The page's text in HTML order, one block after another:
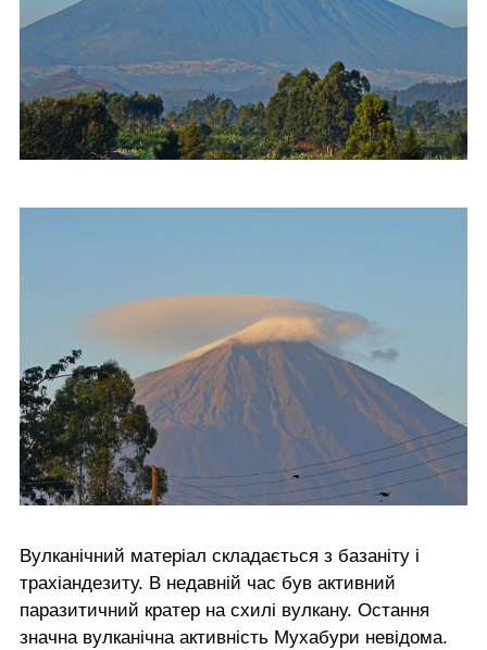
Вулканічний матеріал складається з базаніту і
трахіандезиту. В недавній час був активний
паразитичний кратер на схилі вулкану. Остання
значна вулканічна активність Мухабури невідома.